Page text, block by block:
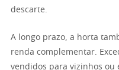
descarte.
A longo prazo, a horta
renda complementar.
vendidos para vizinhos ou